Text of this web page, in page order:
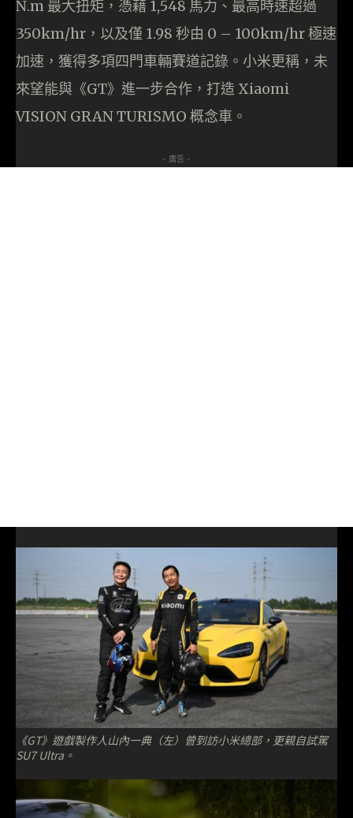
N.m 最大扭矩，憑藉 1,548 馬力、最高時速超過
350km/hr，以及僅 1.98 秒由 0 – 100km/hr 極速
加速，獲得多項四門車輛賽道記錄。小米更稱，未
來望能與《GT》進一步合作，打造 Xiaomi
VISION GRAN TURISMO 概念車。
- 廣告 -
《GT》遊戲製作人山內一典（左）曾到訪小米總部，更親自試駕
SU7 Ultra。